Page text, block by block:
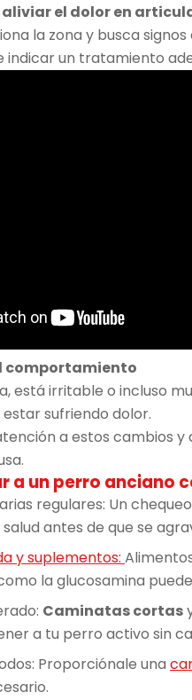
aliviar el dolor en
la zona y busca
indicar un tratamiento
comportamiento
está irritable o incluso
sufriendo dolor.
a estos cambios
a un perro anciano
regulares: Un
antes de que se
y suplementos:
la glucosamina
Caminatas cortas
a tu perro activo sin
Proporciónale una